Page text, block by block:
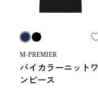
M-PREMIER
バイカラーニットワ
ンピース